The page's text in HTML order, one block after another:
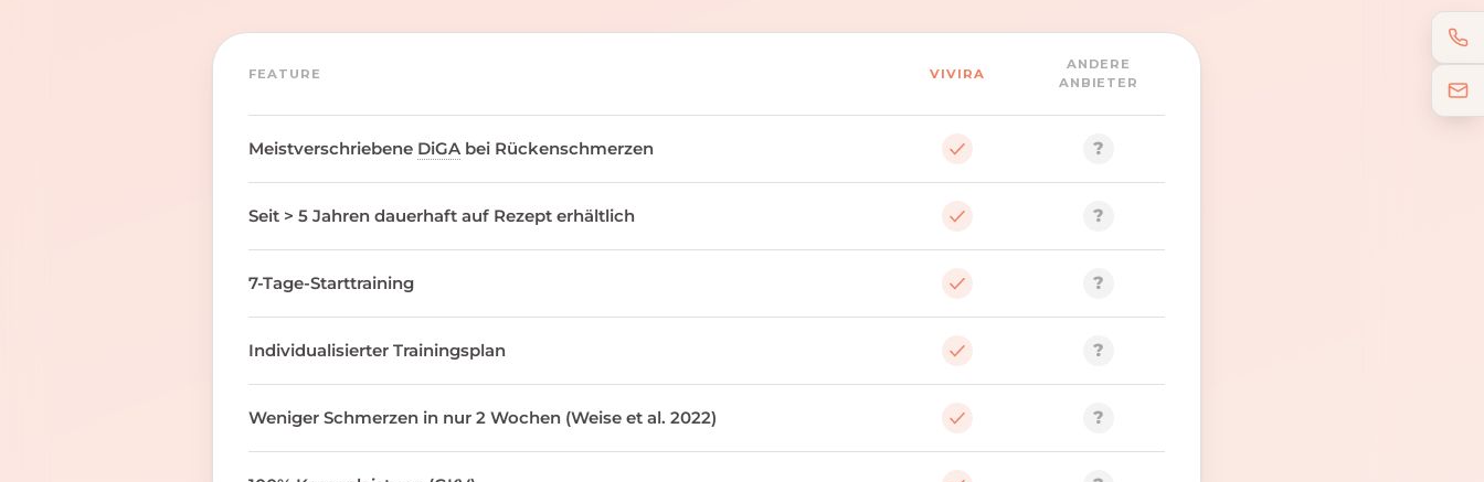
FEATURE VIVIRA
ANDERE
ANBIETER
Meistverschriebene DiGA bei Rückenschmerzen ?
Seit > 5 Jahren dauerhaft auf Rezept erhältlich ?
7-Tage-Starttraining ?
Individualisierter Trainingsplan ?
Weniger Schmerzen in nur 2 Wochen (Weise et al. 2022) ?